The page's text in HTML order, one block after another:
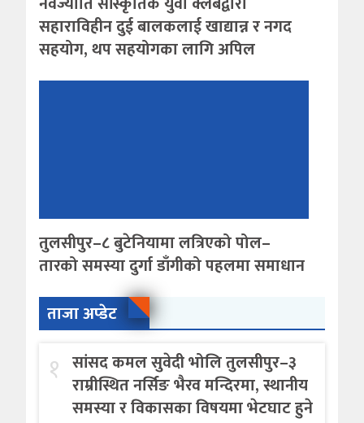
सहाराविहीन दुई बालकलाई खाद्यान्न र नगद
सहयोग, थप सहयोगका लागि अपिल
तुलसीपुर–८ बुटेनियामा लत्रिएको पोल–
तारको समस्या दुर्गा डाँगीको पहलमा समाधान
ताजा अप्डेट
१ सांसद कमल सुवेदी भोलि तुलसीपुर–३
राम्रीस्थित नर्सिङ भैरव मन्दिरमा, स्थानीय
समस्या र विकासका विषयमा भेटघाट हुने